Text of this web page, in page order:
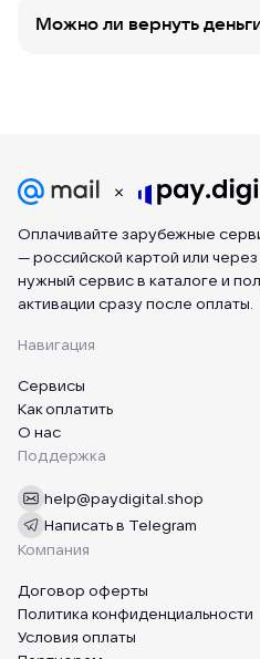
Можно ли вернуть
Оплачивайте зарубежные
— российской картой или
нужный сервис в каталоге и
активации сразу после оплаты.
Навигация
Сервисы
Как оплатить
О нас
Поддержка
help@paydigital.shop
Написать в Telegram
Компания
Договор оферты
Политика конфиденциальности
Условия оплаты